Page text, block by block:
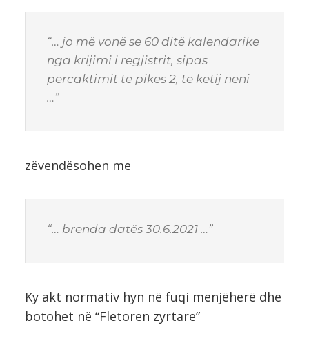
“… jo më vonë se 60 ditë kalendarike
nga krijimi i regjistrit, sipas
përcaktimit të pikës 2, të këtij neni
…”
zëvendësohen me
“… brenda datës 30.6.2021 …”
Ky akt normativ hyn në fuqi menjëherë dhe
botohet në “Fletoren zyrtare”